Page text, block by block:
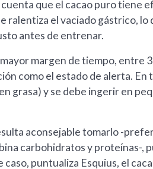
que el cacao puro tiene
ralentiza el vaciado gástrico,
antes de entrenar.
margen de tiempo, entre
como el estado de alerta.
grasa) y se debe ingerir en
aconsejable tomarlo -
carbohidratos y proteínas-,
caso, puntualiza Esquius, el